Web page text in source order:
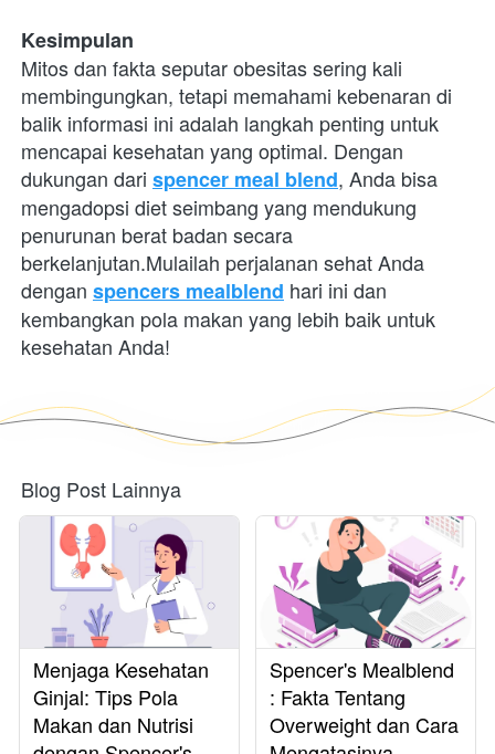
Kesimpulan
Mitos dan fakta seputar obesitas sering kali
membingungkan, tetapi memahami kebenaran di
balik informasi ini adalah langkah penting untuk
mencapai kesehatan yang optimal. Dengan
dukungan dari spencer meal blend, Anda bisa
mengadopsi diet seimbang yang mendukung
penurunan berat badan secara
berkelanjutan.Mulailah perjalanan sehat Anda
dengan spencers mealblend hari ini dan
kembangkan pola makan yang lebih baik untuk
kesehatan Anda!
Blog Post Lainnya
Menjaga Kesehatan
Ginjal: Tips Pola
Makan dan Nutrisi
Spencer's Mealblend
: Fakta Tentang
Overweight dan Cara